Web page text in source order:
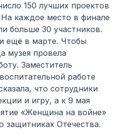
150 лучших проектов
На каждое место в финале
больше 30 участников.
ещё в марте. Чтобы
музея провела
Заместитель
работе
что сотрудники
и игру, а к 9 мая
«Женщина на войне»
защитниках Отечества.